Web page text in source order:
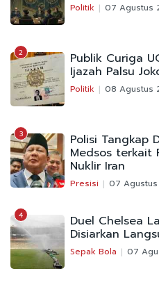
Politik 07 Agustus
2 Publik Curiga
Ijazah Palsu
Politik 08 Agustus
3 Polisi Tangkap
Medsos terkait
Nuklir Iran
Presisi 07
4 Duel Chelsea
Disiarkan
Sepak Bola 07